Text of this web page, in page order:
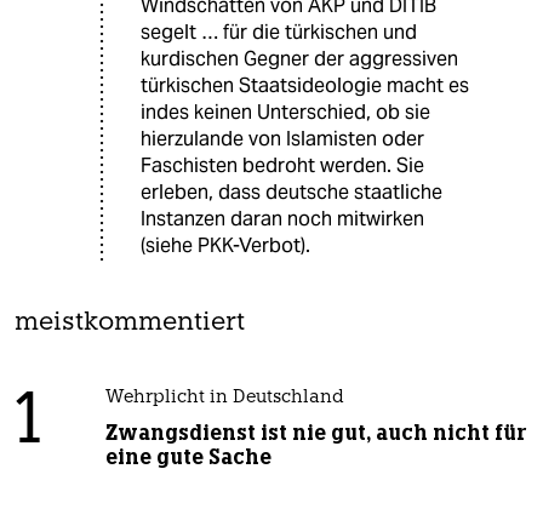
Windschatten von AKP und DITIB
segelt … für die türkischen und
kurdischen Gegner der aggressiven
türkischen Staatsideologie macht es
indes keinen Unterschied, ob sie
hierzulande von Islamisten oder
Faschisten bedroht werden. Sie
erleben, dass deutsche staatliche
Instanzen daran noch mitwirken
(siehe PKK-Verbot).
meistkommentiert
1 Wehrplicht in Deutschland
Zwangsdienst ist nie gut, auch nicht für
eine gute Sache